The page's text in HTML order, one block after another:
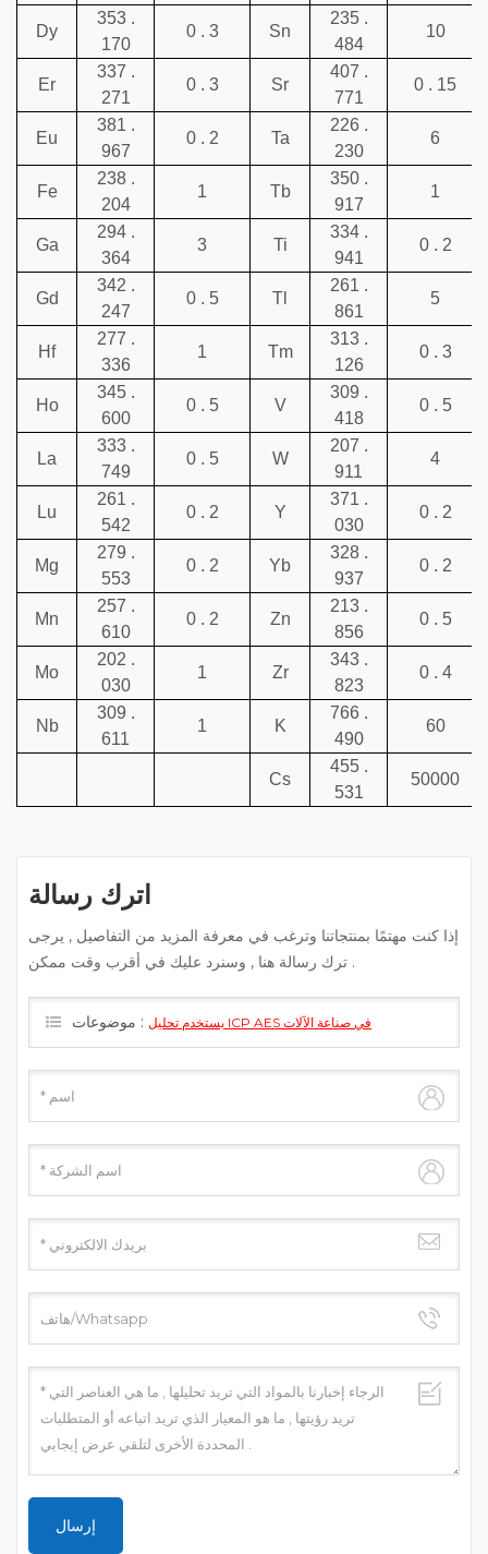
Dy
353 .
170
0 . 3 Sn
235 .
484
10
Er
337 .
271
0 . 3 Sr
407 .
771
0 . 15
Eu
381 .
967
0 . 2 Ta
226 .
230
6
Fe
238 .
204
1 Tb
350 .
917
1
Ga
294 .
364
3 Ti
334 .
941
0 . 2
Gd
342 .
247
0 . 5 Tl
261 .
861
5
Hf
277 .
336
1 Tm
313 .
126
0 . 3
Ho
345 .
600
0 . 5 V
309 .
418
0 . 5
La
333 .
749
0 . 5 W
207 .
911
4
Lu
261 .
542
0 . 2 Y
371 .
030
0 . 2
Mg
279 .
553
0 . 2 Yb
328 .
937
0 . 2
Mn
257 .
610
0 . 2 Zn
213 .
856
0 . 5
Mo
202 .
030
1 Zr
343 .
823
0 . 4
Nb
309 .
611
1 K
766 .
490
60
Cs
455 .
531
50000
اترك رسالة
إذا كنت مهتمًا بمنتجاتنا وترغب في معرفة المزيد من التفاصيل , يرجى
ترك رسالة هنا , وسنرد عليك في أقرب وقت ممكن .
موضوعات : يستخدم تحليل ICP AES في صناعة الآلات